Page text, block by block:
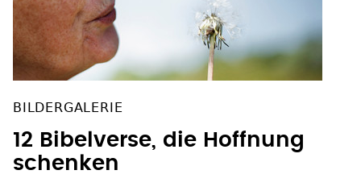
BILDERGALERIE
12 Bibelverse, die Hoffnung
schenken